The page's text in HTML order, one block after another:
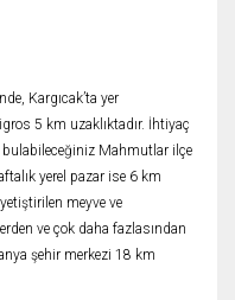
Kargıcak’ta yer
5 km uzaklıktadır. İhtiyaç
bulabileceğiniz Mahmutlar ilçe
yerel pazar ise 6 km
meyve ve
ve çok daha fazlasından
şehir merkezi 18 km